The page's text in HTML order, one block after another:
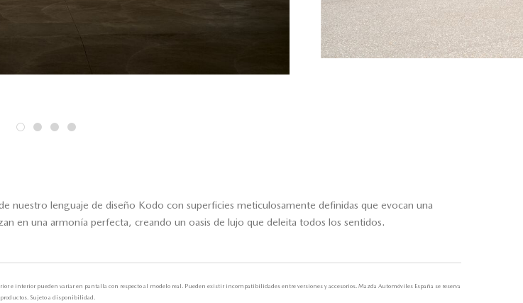
nuestro lenguaje de diseño Kodo con superficies meticulosamente definidas que evocan una
en una armonía perfecta, creando un oasis de lujo que deleita todos los sentidos.
e interior pueden variar en pantalla con respecto al modelo real. Pueden existir incompatibilidades entre versiones y accesorios. Mazda Automóviles España se reserva
Sujeto a disponibilidad.